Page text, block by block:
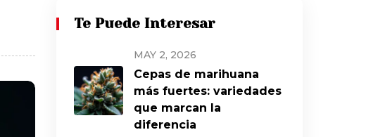
Te Puede Interesar
MAY 2, 2026
Cepas de marihuana
más fuertes: variedades
que marcan la
diferencia